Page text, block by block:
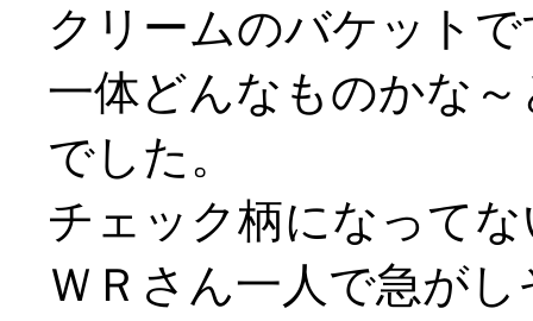
クリームのバケット
一体どんなものかな
でした。
チェック柄になって
ＷＲさん一人で急が